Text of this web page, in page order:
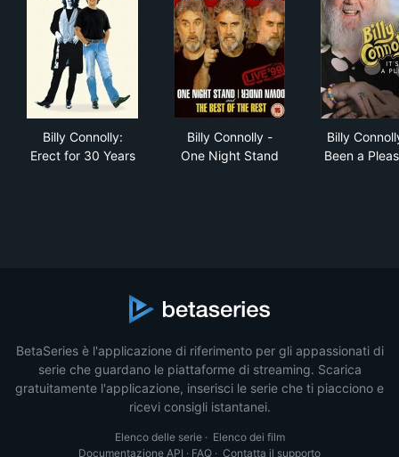
Billy Connolly:
Erect for 30 Years
Billy Connolly -
One Night Stand
Billy
Been a
BetaSeries è l'applicazione di riferimento per gli appassionati di
serie che guardano le piattaforme di streaming. Scarica
gratuitamente l'applicazione, inserisci le serie che ti piacciono e
ricevi consigli istantanei.
Elenco delle serie· Elenco dei film
Documentazione API · FAQ · Contatta il supporto